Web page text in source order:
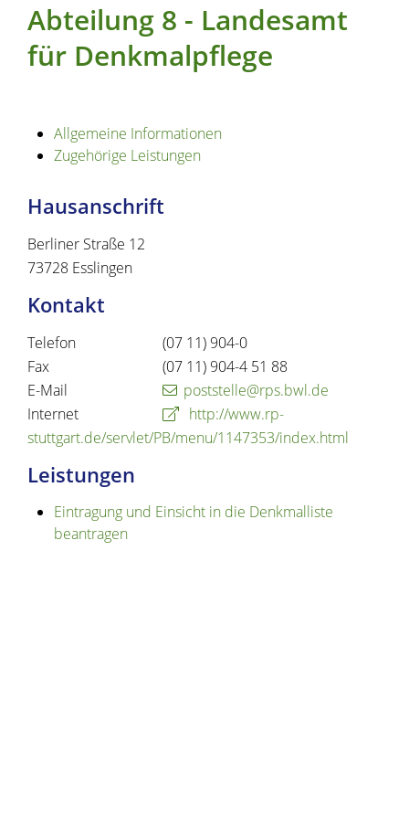
Abteilung 8 - Landesamt
für Denkmalpflege
Allgemeine Informationen
Zugehörige Leistungen
Hausanschrift
Berliner Straße 12
73728 Esslingen
Kontakt
Telefon (07 11) 904-0
Fax
(07 11) 904-4 51 88
E-Mail
poststelle@rps.bwl.de
Internet
http://www.rp-
stuttgart.de/servlet/PB/menu/1147353/index.html
Leistungen
Eintragung und Einsicht in die Denkmalliste
beantragen